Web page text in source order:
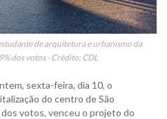
de arquitetura e urbanismo da
dos votos - Crédito: CDL
sexta-feira, dia 10, o
do centro de São
votos, venceu o projeto do